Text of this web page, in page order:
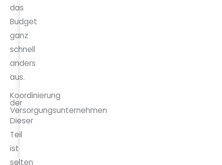
das
Budget
ganz
schnell
anders
aus.
Koordinierung
der
Versorgungsunternehmen
Dieser
Teil
ist
selten